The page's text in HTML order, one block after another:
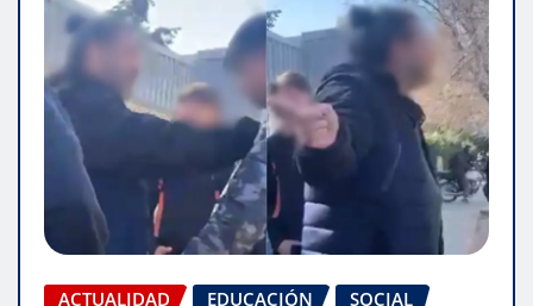
ACTUALIDAD EDUCACIÓN
SOCIAL